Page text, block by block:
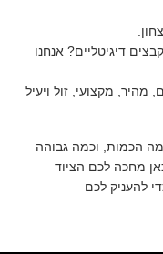
דיגיטליים? אנחנו
מקצועי, זול ויעיל
הכמות, וכמה גבוהה
מחכה לכם הציוד
להעניק לכם